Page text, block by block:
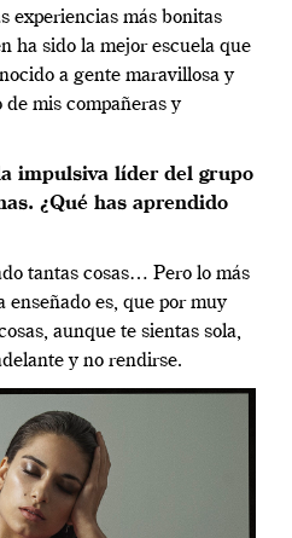
experiencias más bonitas
ha sido la mejor escuela que
a gente maravillosa y
mis compañeras y
impulsiva líder del grupo
¿Qué has aprendido
tantas cosas… Pero lo más
enseñado es, que por muy
aunque te sientas sola,
y no rendirse.